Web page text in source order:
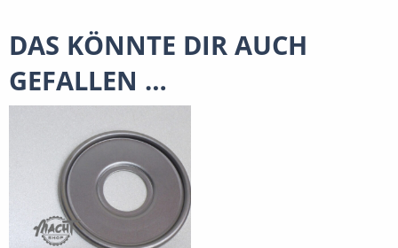
DAS KÖNNTE DIR AUCH
GEFALLEN …